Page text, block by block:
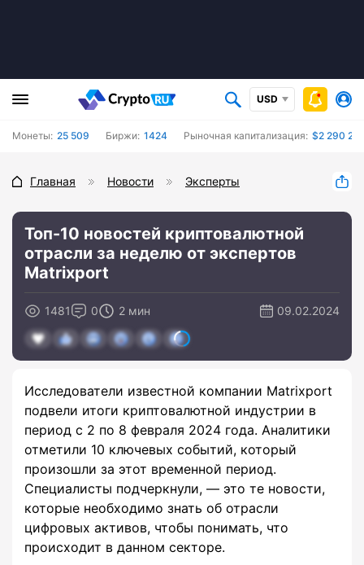
USD
Монеты: 25 509 Биржи: 1424 Рыночная капитализация: $2 290
Главная Новости Эксперты
Топ-10 новостей криптовалютной
отрасли за неделю от экспертов
Matrixport
1481 0 2 мин 09.02.2024
Исследователи известной компании Matrixport
подвели итоги криптовалютной индустрии в
период с 2 по 8 февраля 2024 года. Аналитики
отметили 10 ключевых событий, который
произошли за этот временной период.
Специалисты подчеркнули, — это те новости,
которые необходимо знать об отрасли
цифровых активов, чтобы понимать, что
происходит в данном секторе.